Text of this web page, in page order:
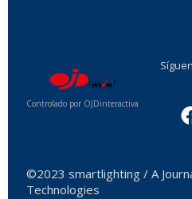
Controlado por OJDinteractiva
©2023 smartlighting / A
Technologies